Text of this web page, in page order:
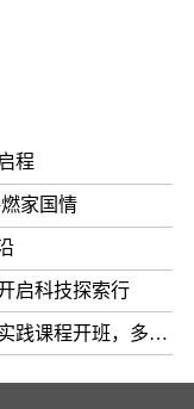
程
家国情
启科技探索行
5、福建农林大学2022级软件工程专业实践课程开班，多元环节启新程